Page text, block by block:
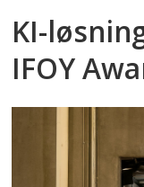
KI-
IFOY